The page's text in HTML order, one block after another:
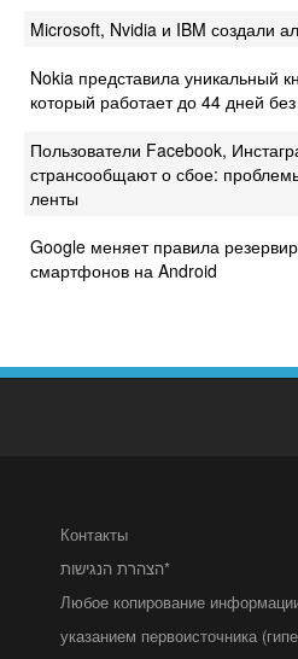
Microsoft, Nvidia и IBM создали
Nokia представила уникальный
который работает до 44 дней
Пользователи Facebook,
странсообщают о сбое:
ленты
Google меняет правила
смартфонов на Android
Контакты
הצהרת הנגישות*
Любое копирование
указанием первоисточника